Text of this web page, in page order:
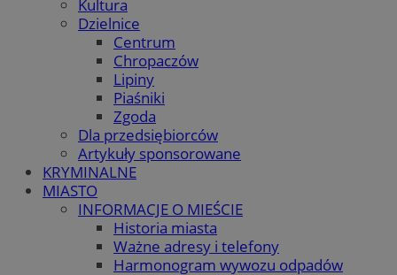
Kultura
Dzielnice
Centrum
Chropaczów
Lipiny
Piaśniki
Zgoda
Dla przedsiębiorców
Artykuły sponsorowane
KRYMINALNE
MIASTO
INFORMACJE O MIEŚCIE
Historia miasta
Ważne adresy i telefony
Harmonogram wywozu odpadów